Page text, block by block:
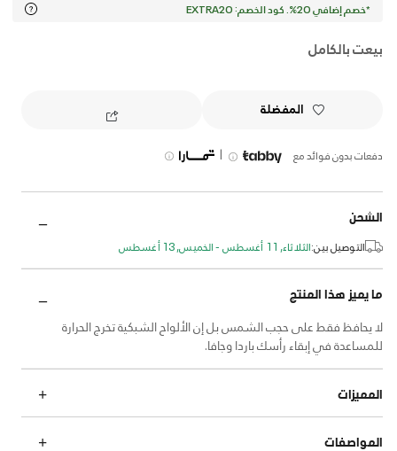
*خصم إضافي 20%. كود الخصم: EXTRA20
بيعت بالكامل
المفضلة
دفعات بدون فوائد مع |
الشحن
التوصيل بين:الثلاثاء, 11 أغسطس - الخميس, 13 أغسطس
ما يميز هذا المنتج
لا يحافظ فقط على حجب الشمس بل إن الألواح الشبكية تخرج الحرارة
للمساعدة في إبقاء رأسك باردا وجافا.
المميزات
المواصفات